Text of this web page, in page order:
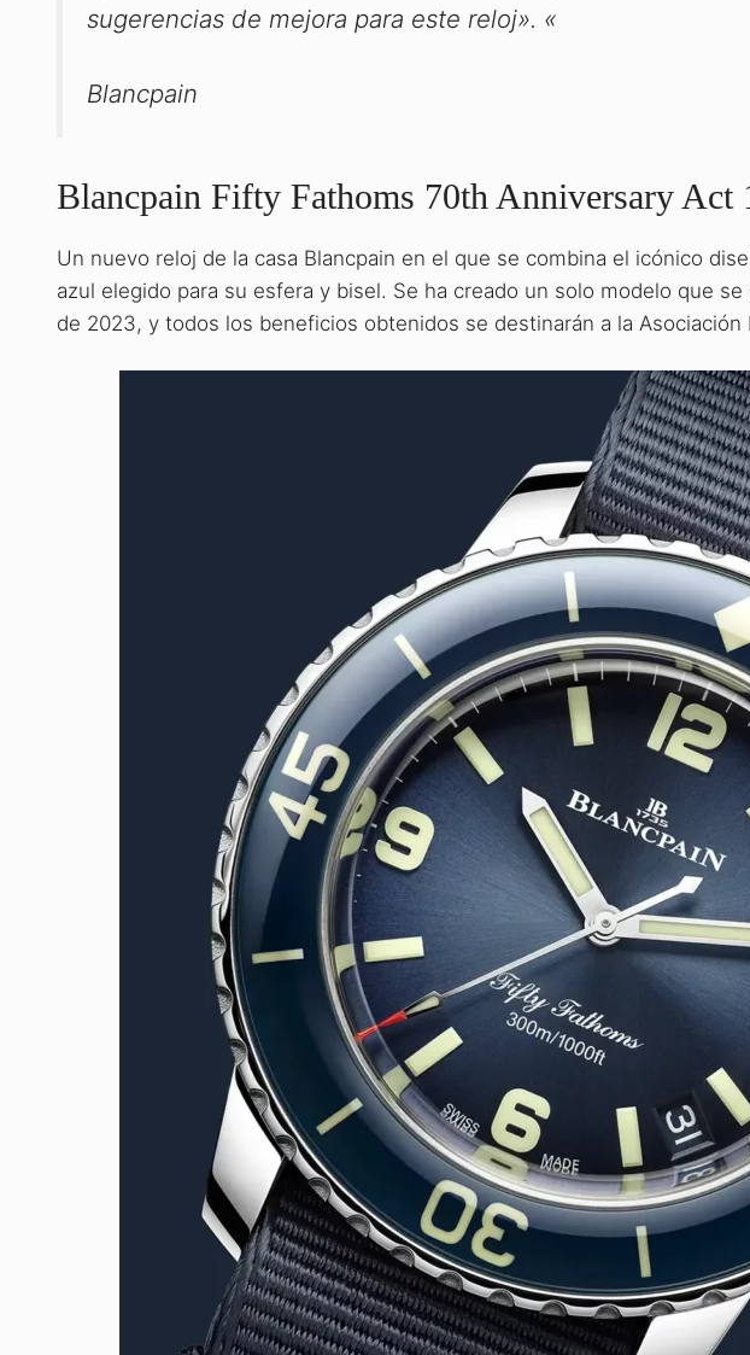
sugerencias de mejora para este reloj». «
Blancpain
Blancpain Fifty Fathoms 70th Anniversary Act
Un nuevo reloj de la casa Blancpain en el que se combina el icónico
azul elegido para su esfera y bisel. Se ha creado un solo modelo que
de 2023, y todos los beneficios obtenidos se destinarán a la Asociación